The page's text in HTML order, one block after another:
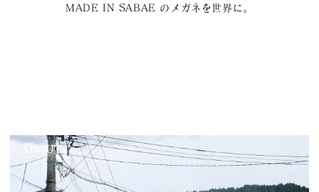
MADE IN SABAE のメガネを世界に。
ABOUT